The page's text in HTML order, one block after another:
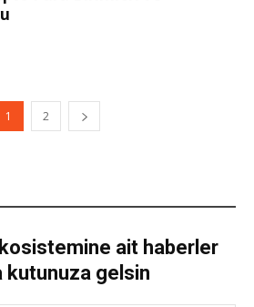
1 2
ait haberler
kutunuza gelsin